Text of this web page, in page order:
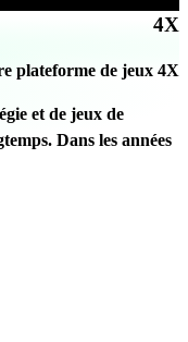
4X
plateforme de jeux 4X
et de jeux de
Dans les années